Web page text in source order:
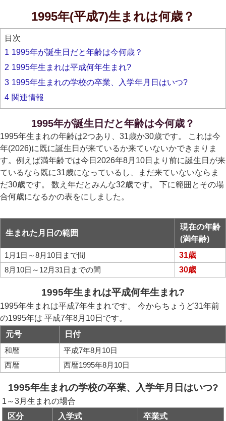
1995年(平成7)生まれは何歳？
目次
1 1995年が誕生日だと年齢は今何歳？
2 1995年生まれは平成何年生まれ?
3 1995年生まれの学校の卒業、入学年月日はいつ?
4 関連情報
1995年が誕生日だと年齢は今何歳？
1995年生まれの年齢は2つあり、31歳か30歳です。 これは今
年(2026)に既に誕生日が来ているか来ていないかできまりま
す。例えば満年齢では今日2026年8月10日より前に誕生日が来
ているなら既に31歳になっているし、まだ来ていないならま
だ30歳です。 数え年だとみんな32歳です。 下に範囲とその場
合何歳になるかの表をにしました。
生まれた月日の範囲
現在の年齢
(満年齢)
1月1日～8月10日まで間
31歳
8月10日～12月31日までの間
30歳
1995年生まれは平成何年生まれ?
1995年生まれは平成7年生まれです。 今からちょうど31年前
の1995年は 平成7年8月10日です。
元号
日付
和暦
平成7年8月10日
西暦
西暦1995年8月10日
1995年生まれの学校の卒業、入学年月日はいつ?
1～3月生まれの場合
区分
入学式
卒業式